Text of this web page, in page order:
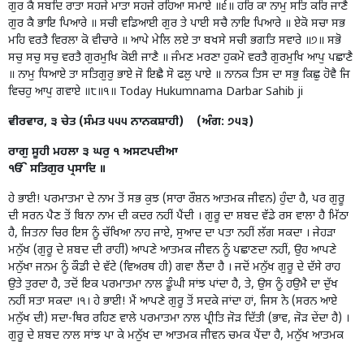
ਗੁਰ ਕੈ ਸਬਦਿ ਰਾਤਾ ਸਹਜੇ ਮਾਤਾ ਸਹਜੇ ਰਹਿਆ ਸਮਾਏ ॥੬॥ ਹਰਿ ਕਾ ਨਾਮੁ ਸਤਿ ਕਰਿ ਜਾਣੈ
ਗੁਰ ਕੈ ਭਾਇ ਪਿਆਰੇ ॥ ਸਚੀ ਵਡਿਆਈ ਗੁਰ ਤੇ ਪਾਈ ਸਚੈ ਨਾਇ ਪਿਆਰੇ ॥ ਏਕੋ ਸਚਾ ਸਭ
ਮਹਿ ਵਰਤੈ ਵਿਰਲਾ ਕੋ ਵੀਚਾਰੇ ॥ ਆਪੇ ਮੇਲਿ ਲਏ ਤਾ ਬਖਸੇ ਸਚੀ ਭਗਤਿ ਸਵਾਰੇ ॥੭॥ ਸਭੋ
ਸਚੁ ਸਚੁ ਸਚੁ ਵਰਤੈ ਗੁਰਮੁਖਿ ਕੋਈ ਜਾਣੈ ॥ ਜੰਮਣ ਮਰਣਾ ਹੁਕਮੋ ਵਰਤੈ ਗੁਰਮੁਖਿ ਆਪੁ ਪਛਾਣੈ
॥ ਨਾਮੁ ਧਿਆਏ ਤਾ ਸਤਿਗੁਰੁ ਭਾਏ ਜੋ ਇਛੈ ਸੋ ਫਲੁ ਪਾਏ ॥ ਨਾਨਕ ਤਿਸ ਦਾ ਸਭੁ ਕਿਛੁ ਹੋਵੈ ਜਿ
ਵਿਚਹੁ ਆਪੁ ਗਵਾਏ ॥੮॥੧॥ Today Hukumnama Darbar Sahib ji
ਵੀਰਵਾਰ, ੩ ਚੇਤ (ਸੰਮਤ ੫੫੫ ਨਾਨਕਸ਼ਾਹੀ) (ਅੰਗ: ੭੫੩)
ਰਾਗੁ ਸੂਹੀ ਮਹਲਾ ੩ ਘਰੁ ੧ ਅਸਟਪਦੀਆ
ੴ ਸਤਿਗੁਰ ਪ੍ਰਸਾਦਿ ॥
ਹੇ ਭਾਈ! ਪਰਮਾਤਮਾ ਦੇ ਨਾਮ ਤੋਂ ਸਭ ਕੁਝ (ਸਾਰਾ ਰੌਸ਼ਨ ਆਤਮਕ ਜੀਵਨ) ਹੁੰਦਾ ਹੈ, ਪਰ ਗੁਰੂ
ਦੀ ਸਰਨ ਪੈਣ ਤੋਂ ਬਿਨਾ ਨਾਮ ਦੀ ਕਦਰ ਨਹੀਂ ਪੈਂਦੀ । ਗੁਰੂ ਦਾ ਸ਼ਬਦ ਵੱਡੇ ਰਸ ਵਾਲਾ ਹੈ ਮਿੱਠਾ
ਹੈ, ਜਿਤਨਾ ਚਿਰ ਇਸ ਨੂੰ ਚੱਖਿਆ ਨਾਹ ਜਾਏ, ਸੁਆਦ ਦਾ ਪਤਾ ਨਹੀਂ ਲੱਗ ਸਕਦਾ । ਜੇਹੜਾ
ਮਨੁੱਖ (ਗੁਰੂ ਦੇ ਸ਼ਬਦ ਦੀ ਰਾਹੀਂ) ਆਪਣੇ ਆਤਮਕ ਜੀਵਨ ਨੂੰ ਪਛਾਣਦਾ ਨਹੀਂ, ਉਹ ਆਪਣੇ
ਮਨੁੱਖਾ ਜਨਮ ਨੂੰ ਕੌਡੀ ਦੇ ਵੱਟੇ (ਵਿਅਰਥ ਹੀ) ਗਵਾ ਲੈਂਦਾ ਹੈ । ਜਦੋਂ ਮਨੁੱਖ ਗੁਰੂ ਦੇ ਦੱਸੇ ਰਾਹ
ਉਤੇ ਤੁਰਦਾ ਹੈ, ਤਦੋਂ ਇਕ ਪਰਮਾਤਮਾ ਨਾਲ ਡੂੰਘੀ ਸਾਂਝ ਪਾਂਦਾ ਹੈ, ਤੇ, ਉਸ ਨੂੰ ਹਉਮੈ ਦਾ ਦੁੱਖ
ਨਹੀਂ ਸਤਾ ਸਕਦਾ ।੧। ਹੇ ਭਾਈ! ਮੈਂ ਆਪਣੇ ਗੁਰੂ ਤੋਂ ਸਦਕੇ ਜਾਂਦਾ ਹਾਂ, ਜਿਸ ਨੇ (ਸਰਨ ਆਏ
ਮਨੁੱਖ ਦੀ) ਸਦਾ-ਥਿਰ ਰਹਿਣ ਵਾਲੇ ਪਰਮਾਤਮਾ ਨਾਲ ਪ੍ਰੀਤਿ ਜੋੜ ਦਿੱਤੀ (ਭਾਵ, ਜੋੜ ਦੇਂਦਾ ਹੈ) ।
ਗੁਰੂ ਦੇ ਸ਼ਬਦ ਨਾਲ ਸਾਂਝ ਪਾ ਕੇ ਮਨੁੱਖ ਦਾ ਆਤਮਕ ਜੀਵਨ ਚਮਕ ਪੈਂਦਾ ਹੈ, ਮਨੁੱਖ ਆਤਮਕ